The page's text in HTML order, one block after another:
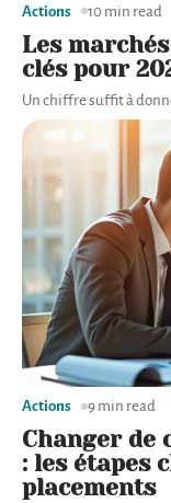
Les
clés pour
Un chiffre suffit à
Actions 10 min read
Changer de
: les étapes
placements
Actions 9 min read